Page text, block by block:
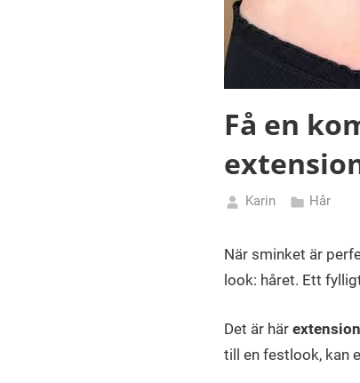
Få en
6,
2025
Karin Hår
När sminket är
look: håret. Ett
Det är här
till en festlook, kan